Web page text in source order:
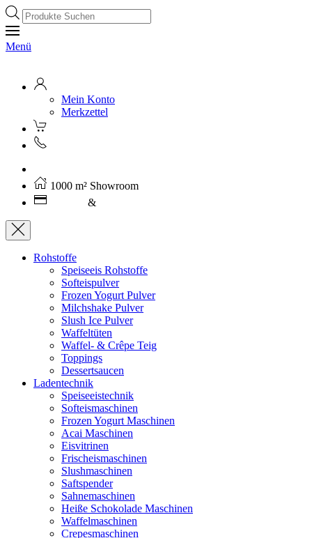
Products
search
Menü
Mein Konto
Merkzettel
1000 m² Showroom
&
Rohstoffe
Speiseeis Rohstoffe
Softeispulver
Frozen Yogurt Pulver
Milchshake Pulver
Slush Ice Pulver
Waffeltüten
Waffel- & Crêpe Teig
Toppings
Dessertsaucen
Ladentechnik
Speiseeistechnik
Softeismaschinen
Frozen Yogurt Maschinen
Acai Maschinen
Eisvitrinen
Frischeismaschinen
Slushmaschinen
Saftspender
Sahnemaschinen
Heiße Schokolade Maschinen
Waffelmaschinen
Crepesmaschinen